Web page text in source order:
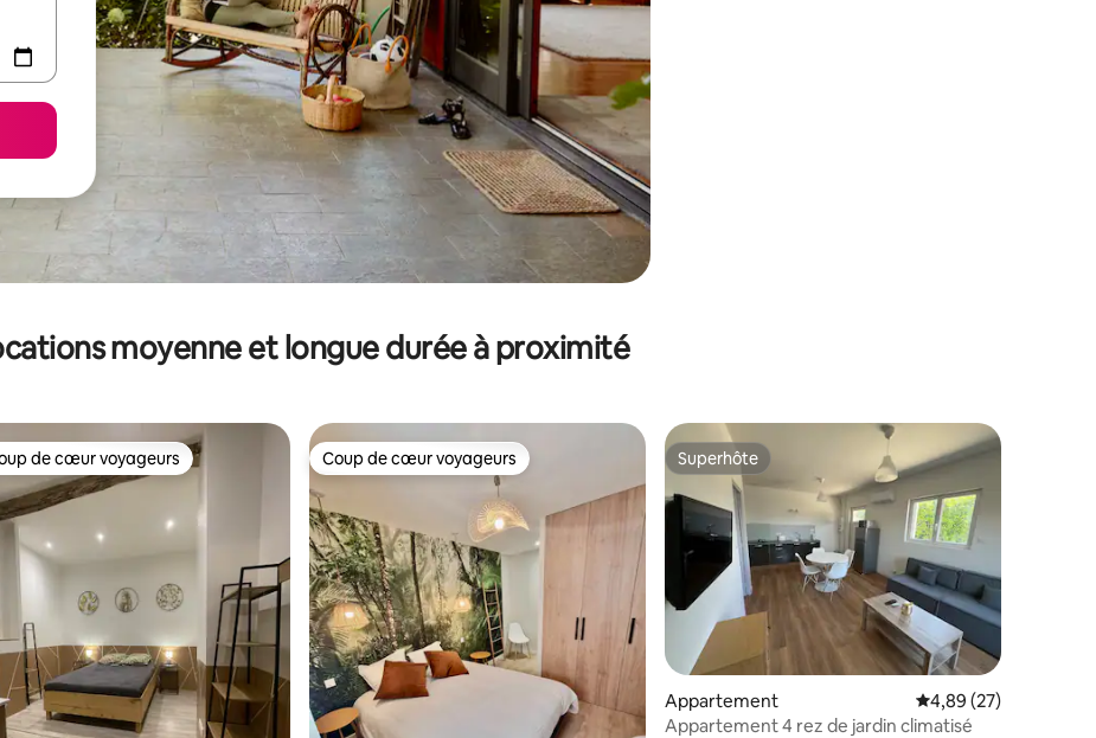
moyenne et longue durée à proximité
sur la base de 79 commentaires : 4,97 sur 5
de cœur voyageurs les plus appréciés
de cœur voyageurs Coup de cœur voyageurs
Coup de cœur voyageurs Superhôte
Superhôte
Appartement Évaluation moyenne
4,89 (27)
Appartement 4 rez de jardin climatisé